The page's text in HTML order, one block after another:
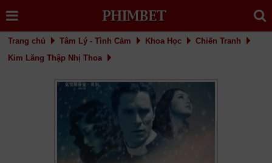
Trang chủ Tâm Lý - Tình Cảm Khoa Học
Chiến Tranh
Kim Lăng Thập Nhị Thoa